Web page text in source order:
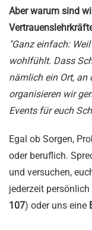
Aber warum sind
"Ganz einfach:
wohlfühlt. Dass
nämlich ein Ort, an
organisieren wir
Events für euch
Egal ob Sorgen,
oder beruflich.
und versuchen,
jederzeit
107) oder uns eine